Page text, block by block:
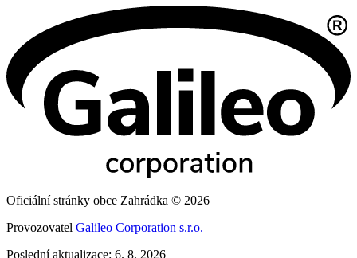
Oficiální stránky obce Zahrádka © 2026
Provozovatel Galileo Corporation s.r.o.
Poslední aktualizace: 6. 8. 2026